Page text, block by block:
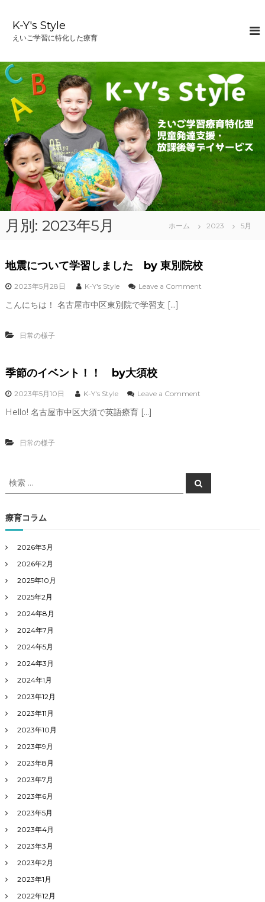
へ
ス
キ
ッ
プ
K-Y's Style
えいご学習に特化した療育
月別: 2023年5月 ホーム 2023 5月
地震について学習しました by 東別院校
2023年5月28日 K-Y's Style Leave a Commento
院
こんにちは！ 名古屋市中区東別院で学習支 […]
日常の様子
季節のイベント！！ by大須校
2023年5月10日 K-Y's Style Leave a Commento
ト
！
y
Hello! 名古屋市中区大須で英語療育 […]
日常の様子
検
索
象
:
検
索
療育コラム
2026年3月
2026年2月
2025年10月
2025年2月
2024年8月
2024年7月
2024年5月
2024年3月
2024年1月
2023年12月
2023年11月
2023年10月
2023年9月
2023年8月
2023年7月
2023年6月
2023年5月
2023年4月
2023年3月
2023年2月
2023年1月
2022年12月